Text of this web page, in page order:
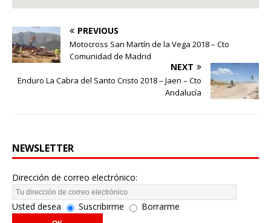
PREVIOUS
Motocross San Martín de la Vega 2018 – Cto
Comunidad de Madrid
NEXT
Enduro La Cabra del Santo Cristo 2018 – Jaen – Cto
Andalucía
NEWSLETTER
Dirección de correo electrónico:
Usted desea Suscribirme Borrarme